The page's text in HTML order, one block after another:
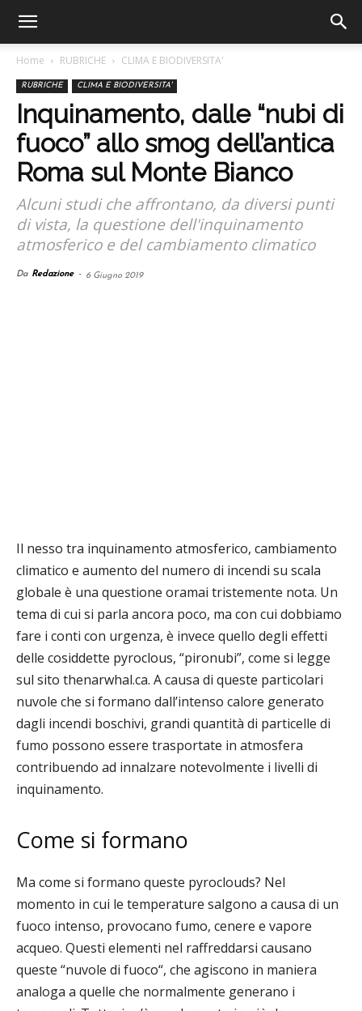
Home RUBRICHE CLIMA E BIODIVERSITA'
RUBRICHE CLIMA E BIODIVERSITA'
Inquinamento, dalle “nubi di
fuoco” allo smog dell’antica
Roma sul Monte Bianco
Alcuni studi che affrontano, da diversi punti
di vista, la questione dell'inquinamento
atmosferico e del cambiamento climatico
Da Redazione - 6 Giugno 2019
Il nesso tra inquinamento atmosferico, cambiamento
climatico e aumento del numero di incendi su scala
globale è una questione oramai tristemente nota. Un
tema di cui si parla ancora poco, ma con cui dobbiamo
fare i conti con urgenza, è invece quello degli effetti
delle cosiddette pyroclous, “pironubi”, come si legge
sul sito thenarwhal.ca. A causa di queste particolari
nuvole che si formano dall’intenso calore generato
dagli incendi boschivi, grandi quantità di particelle di
fumo possono essere trasportate in atmosfera
contribuendo ad innalzare notevolmente i livelli di
inquinamento.
Come si formano
Ma come si formano queste pyroclouds? Nel
momento in cui le temperature salgono a causa di un
fuoco intenso, provocano fumo, cenere e vapore
acqueo. Questi elementi nel raffreddarsi causano
queste “nuvole di fuoco“, che agiscono in maniera
analoga a quelle che normalmente generano i